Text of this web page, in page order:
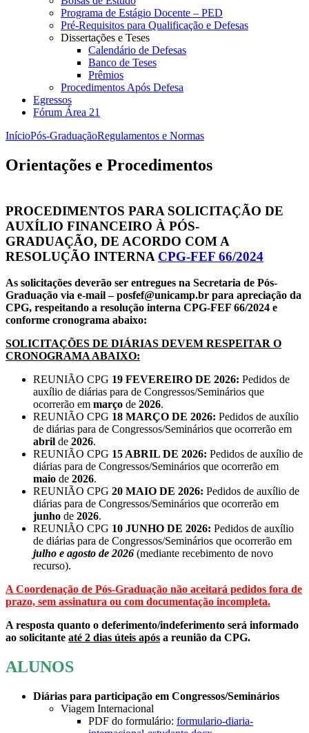
Programa de Estágio Docente – PED
Pré-Requisitos para Qualificação e Defesas
Dissertações e Teses
Calendário de Defesas
Banco de Teses
Prêmios
Procedimentos Após Defesa
Egressos
Fórum Área 21
InícioPós-GraduaçãoRegulamentos e Normas
Orientações e Procedimentos
PROCEDIMENTOS PARA SOLICITAÇÃO DE
AUXÍLIO FINANCEIRO À PÓS-
GRADUAÇÃO, DE ACORDO COM A
RESOLUÇÃO INTERNA CPG-FEF 66/2024
As solicitações deverão ser entregues na Secretaria de Pós-
Graduação via e-mail – posfef@unicamp.br para apreciação da
CPG, respeitando a resolução interna CPG-FEF 66/2024 e
conforme cronograma abaixo:
SOLICITAÇÕES DE DIÁRIAS DEVEM RESPEITAR O
CRONOGRAMA ABAIXO:
REUNIÃO CPG 19 FEVEREIRO DE 2026: Pedidos de
auxílio de diárias para de Congressos/Seminários que
ocorrerão em março de 2026.
REUNIÃO CPG 18 MARÇO DE 2026: Pedidos de auxílio
de diárias para de Congressos/Seminários que ocorrerão em
abril de 2026.
REUNIÃO CPG 15 ABRIL DE 2026: Pedidos de auxílio de
diárias para de Congressos/Seminários que ocorrerão em
maio de 2026.
REUNIÃO CPG 20 MAIO DE 2026: Pedidos de auxílio de
diárias para de Congressos/Seminários que ocorrerão em
junho de 2026.
REUNIÃO CPG 10 JUNHO DE 2026: Pedidos de auxílio
de diárias para de Congressos/Seminários que ocorrerão em
julho e agosto de 2026 (mediante recebimento de novo
recurso).
A Coordenação de Pós-Graduação não aceitará pedidos fora de
prazo, sem assinatura ou com documentação incompleta.
A resposta quanto o deferimento/indeferimento será informado
ao solicitante até 2 dias úteis após a reunião da CPG.
ALUNOS
Diárias para participação em Congressos/Seminários
Viagem Internacional
PDF do formulário: formulario-diaria-